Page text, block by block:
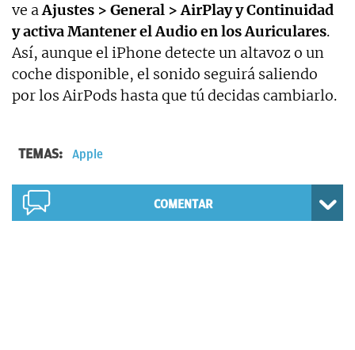
ve aAjustes > General > AirPlay y Continuidad
y activa Mantener el Audio en los Auriculares.
Así, aunque el iPhone detecte un altavoz o un
coche disponible, el sonido seguirá saliendo
por los AirPods hasta que tú decidas cambiarlo.
TEMAS: Apple
COMENTAR